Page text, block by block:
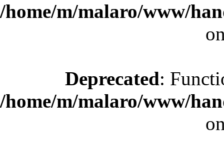
/home/m/malaro/www/
Deprecated:
/home/m/malaro/www/